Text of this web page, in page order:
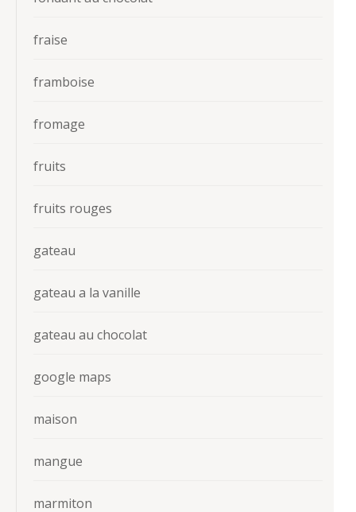
fraise
framboise
fromage
fruits
fruits rouges
gateau
gateau a la vanille
gateau au chocolat
google maps
maison
mangue
marmiton